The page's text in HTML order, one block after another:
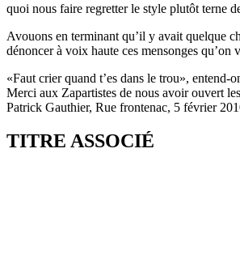
quoi nous faire regretter le style plutôt terne
Avouons en terminant qu’il y avait quelque
dénoncer à voix haute ces mensonges qu’on
«Faut crier quand t’es dans le trou»,
Merci aux Zapartistes de nous avoir ouvert
Patrick Gauthier, Rue frontenac, 5 février
TITRE ASSOCIÉ